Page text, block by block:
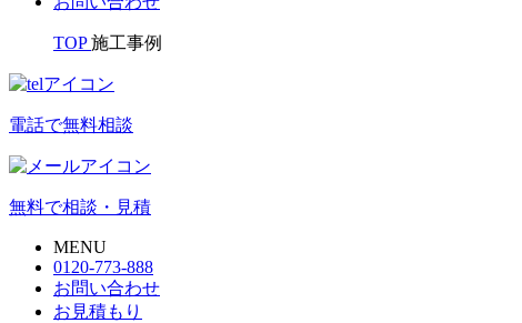
TOP 施工事例
電話で無料相談
無料で相談・見積
MENU
0120-773-888
お問い合わせ
お見積もり